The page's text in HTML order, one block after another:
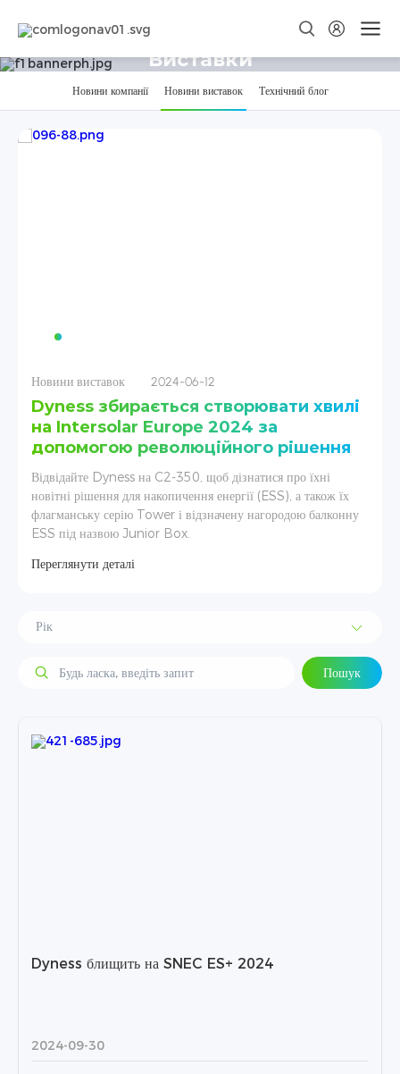
Виставки
Новини компанії Новини виставок Технічний блог
Новини виставок 2024-07-12
Dyness сяяв на Solar & Storage Live
Vietnam 2024
Виставка Solar & Storage Live Vietnam 2024 проходила з
10 по 11 липня на виставці SKY EXPO у Хошиміні,
В’єтнам. Компанія Dness представила свої диверсифіковані
продукти та повноцінні сценарні рішення для побутових і
Переглянути деталі
Пошук
Dyness блищить на SNEC ES+ 2024
2024-09-30